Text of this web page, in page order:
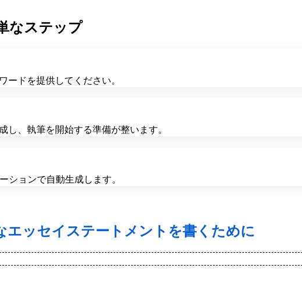
なステップ
ードを提供してください。
、執筆を開始する準備が整います。
ションで自動生成します。
エッセイステートメントを書くために